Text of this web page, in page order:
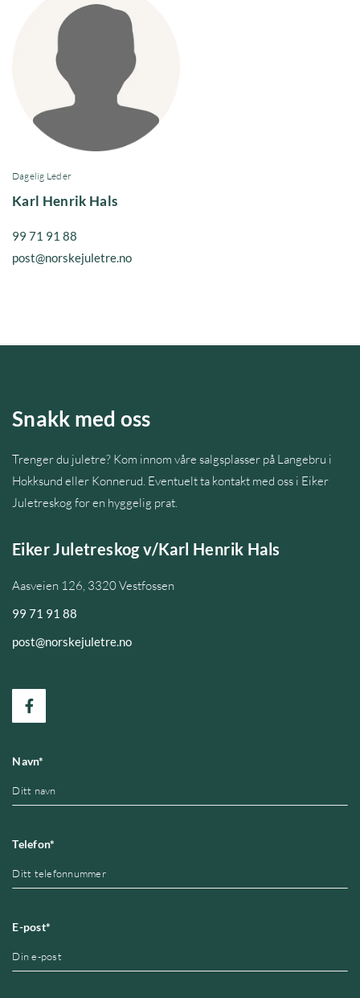
Dagelig Leder
Karl Henrik Hals
99 71 91 88
post@norskejuletre.no
Snakk med oss
Trenger du juletre? Kom innom våre salgsplasser på Langebru i
Hokksund eller Konnerud. Eventuelt ta kontakt med oss i Eiker
Juletreskog for en hyggelig prat.
Eiker Juletreskog v/Karl Henrik Hals
Aasveien 126, 3320 Vestfossen
99 71 91 88
post@norskejuletre.no
Navn*
Telefon*
E-post*